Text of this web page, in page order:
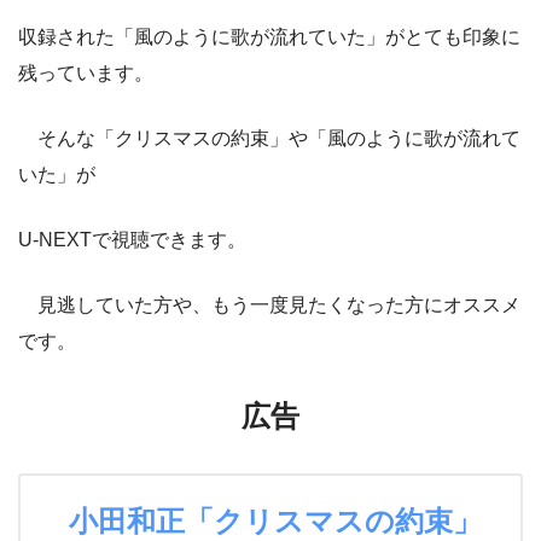
収録された「風のように歌が流れていた」がとても印象に
残っています。
そんな「クリスマスの約束」や「風のように歌が流れて
いた」が
U-NEXTで視聴できます。
見逃していた方や、もう一度見たくなった方にオススメ
です。
広告
小田和正「クリスマスの約束」